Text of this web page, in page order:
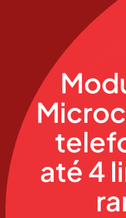
até 4